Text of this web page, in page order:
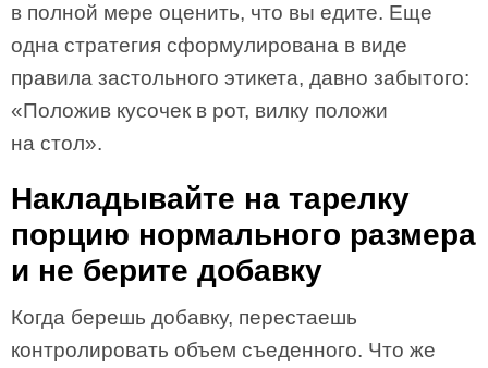
в полной мере оценить, что вы едите. Еще
одна стратегия сформулирована в виде
правила застольного этикета, давно забытого:
«Положив кусочек в рот, вилку положи
на стол».
Накладывайте на тарелку
порцию нормального размера
и не берите добавку
Когда берешь добавку, перестаешь
контролировать объем съеденного. Что же